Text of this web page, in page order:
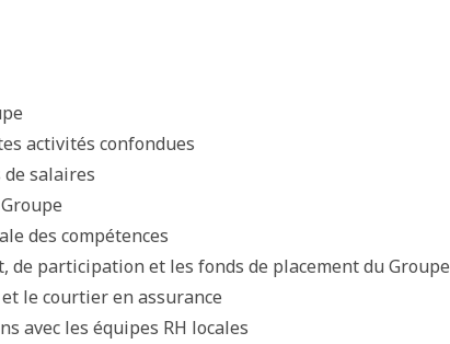
activités confondues
salaires
des compétences
de participation et les fonds de placement du Groupe
le courtier en assurance
avec les équipes RH locales